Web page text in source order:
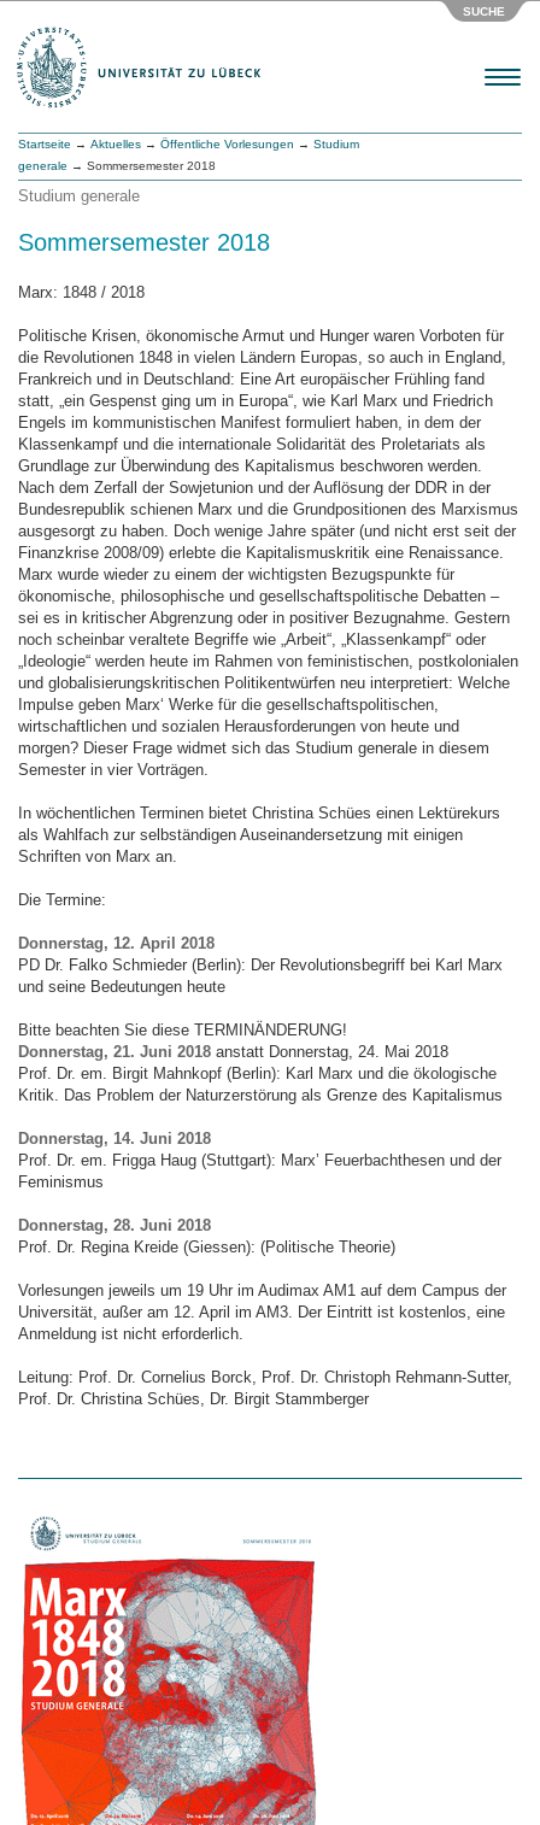
SUCHE
Menu
Startseite → Aktuelles → Öffentliche Vorlesungen → Studium
generale → Sommersemester 2018
Studium generale
Sommersemester 2018
Marx: 1848 / 2018
Politische Krisen, ökonomische Armut und Hunger waren Vorboten für
die Revolutionen 1848 in vielen Ländern Europas, so auch in England,
Frankreich und in Deutschland: Eine Art europäischer Frühling fand
statt, „ein Gespenst ging um in Europa“, wie Karl Marx und Friedrich
Engels im kommunistischen Manifest formuliert haben, in dem der
Klassenkampf und die internationale Solidarität des Proletariats als
Grundlage zur Überwindung des Kapitalismus beschworen werden.
Nach dem Zerfall der Sowjetunion und der Auflösung der DDR in der
Bundesrepublik schienen Marx und die Grundpositionen des Marxismus
ausgesorgt zu haben. Doch wenige Jahre später (und nicht erst seit der
Finanzkrise 2008/09) erlebte die Kapitalismuskritik eine Renaissance.
Marx wurde wieder zu einem der wichtigsten Bezugspunkte für
ökonomische, philosophische und gesellschaftspolitische Debatten –
sei es in kritischer Abgrenzung oder in positiver Bezugnahme. Gestern
noch scheinbar veraltete Begriffe wie „Arbeit“, „Klassenkampf“ oder
„Ideologie“ werden heute im Rahmen von feministischen, postkolonialen
und globalisierungskritischen Politikentwürfen neu interpretiert: Welche
Impulse geben Marx‘ Werke für die gesellschaftspolitischen,
wirtschaftlichen und sozialen Herausforderungen von heute und
morgen? Dieser Frage widmet sich das Studium generale in diesem
Semester in vier Vorträgen.
In wöchentlichen Terminen bietet Christina Schües einen Lektürekurs
als Wahlfach zur selbständigen Auseinandersetzung mit einigen
Schriften von Marx an.
Die Termine:
Donnerstag, 12. April 2018
PD Dr. Falko Schmieder (Berlin): Der Revolutionsbegriff bei Karl Marx
und seine Bedeutungen heute
Bitte beachten Sie diese TERMINÄNDERUNG!
Donnerstag, 21. Juni 2018 anstatt Donnerstag, 24. Mai 2018
Prof. Dr. em. Birgit Mahnkopf (Berlin): Karl Marx und die ökologische
Kritik. Das Problem der Naturzerstörung als Grenze des Kapitalismus
Donnerstag, 14. Juni 2018
Prof. Dr. em. Frigga Haug (Stuttgart): Marxʼ Feuerbachthesen und der
Feminismus
Donnerstag, 28. Juni 2018
Prof. Dr. Regina Kreide (Giessen): (Politische Theorie)
Vorlesungen jeweils um 19 Uhr im Audimax AM1 auf dem Campus der
Universität, außer am 12. April im AM3. Der Eintritt ist kostenlos, eine
Anmeldung ist nicht erforderlich.
Leitung: Prof. Dr. Cornelius Borck, Prof. Dr. Christoph Rehmann-Sutter,
Prof. Dr. Christina Schües, Dr. Birgit Stammberger